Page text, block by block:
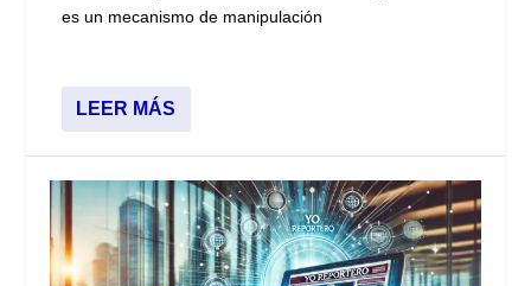
es un mecanismo de manipulación
LEER MÁS